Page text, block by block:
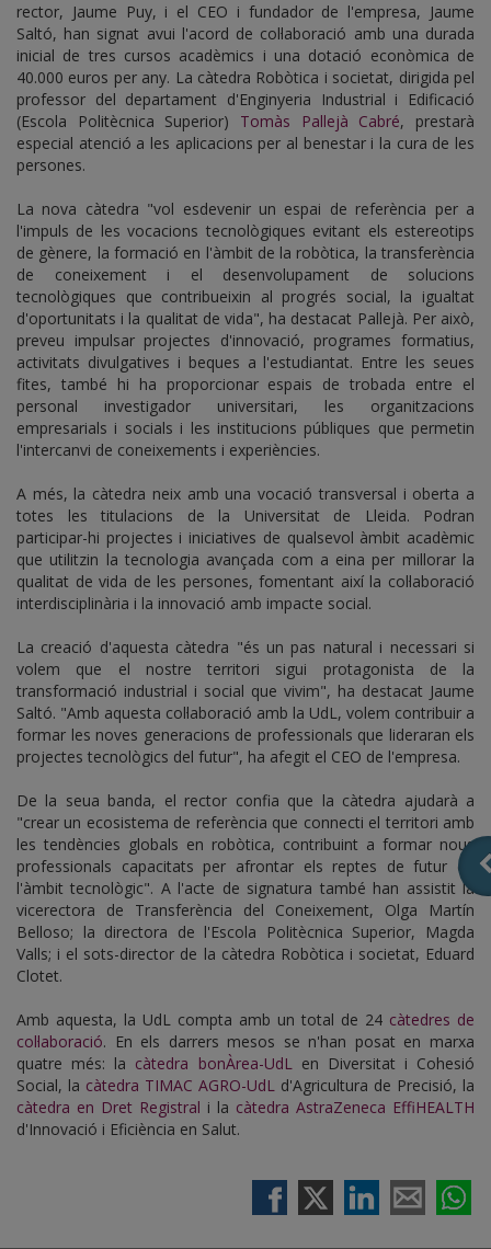
rector, Jaume Puy, i el CEO i fundador de l'empresa, Jaume
Saltó, han signat avui l'acord de col·laboració amb una durada
inicial de tres cursos acadèmics i una dotació econòmica de
40.000 euros per any. La càtedra Robòtica i societat, dirigida pel
professor del departament d'Enginyeria Industrial i Edificació
(Escola Politècnica Superior) Tomàs Pallejà Cabré, prestarà
especial atenció a les aplicacions per al benestar i la cura de les
persones.
La nova càtedra "vol esdevenir un espai de referència per a
l'impuls de les vocacions tecnològiques evitant els estereotips
de gènere, la formació en l'àmbit de la robòtica, la transferència
de coneixement i el desenvolupament de solucions
tecnològiques que contribueixin al progrés social, la igualtat
d'oportunitats i la qualitat de vida", ha destacat Pallejà. Per això,
preveu impulsar projectes d'innovació, programes formatius,
activitats divulgatives i beques a l'estudiantat. Entre les seues
fites, també hi ha proporcionar espais de trobada entre el
personal investigador universitari, les organitzacions
empresarials i socials i les institucions públiques que permetin
l'intercanvi de coneixements i experiències.
A més, la càtedra neix amb una vocació transversal i oberta a
totes les titulacions de la Universitat de Lleida. Podran
participar-hi projectes i iniciatives de qualsevol àmbit acadèmic
que utilitzin la tecnologia avançada com a eina per millorar la
qualitat de vida de les persones, fomentant així la col·laboració
interdisciplinària i la innovació amb impacte social.
La creació d'aquesta càtedra "és un pas natural i necessari si
volem que el nostre territori sigui protagonista de la
transformació industrial i social que vivim", ha destacat Jaume
Saltó. "Amb aquesta col·laboració amb la UdL, volem contribuir a
formar les noves generacions de professionals que lideraran els
projectes tecnològics del futur", ha afegit el CEO de l'empresa.
De la seua banda, el rector confia que la càtedra ajudarà a
"crear un ecosistema de referència que connecti el territori amb
les tendències globals en robòtica, contribuint a formar nous
professionals capacitats per afrontar els reptes de futur en
l'àmbit tecnològic". A l'acte de signatura també han assistit la
vicerectora de Transferència del Coneixement, Olga Martín
Belloso; la directora de l'Escola Politècnica Superior, Magda
Valls; i el sots-director de la càtedra Robòtica i societat, Eduard
Clotet.
Amb aquesta, la UdL compta amb un total de 24 càtedres de
col·laboració. En els darrers mesos se n'han posat en marxa
quatre més: la càtedra bonÀrea-UdLen Diversitat i Cohesió
Social, la càtedra TIMAC AGRO-UdL d'Agricultura de Precisió, la
càtedra en Dret Registral i la càtedra AstraZeneca EffiHEALTH
d'Innovació i Eficiència en Salut.